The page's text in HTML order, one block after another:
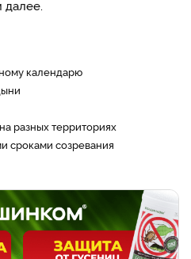
далее.
календарю
разных территориях
сроками созревания